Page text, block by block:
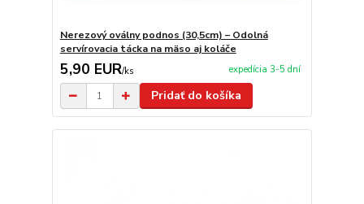
Nerezový oválny podnos (30,5cm) – Odolná
servírovacia tácka na mäso aj koláče
5,90 EUR/ks expedícia 3-5 dní
Pridať do košíka